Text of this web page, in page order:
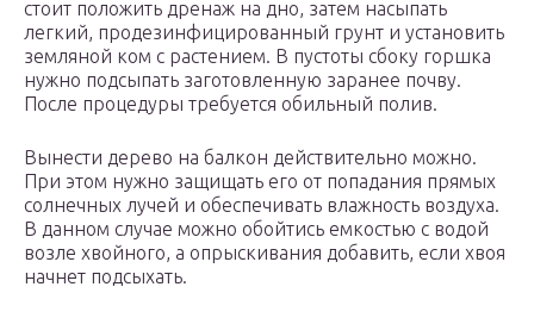
стоит положить дренаж на дно, затем насыпать
легкий, продезинфицированный грунт и установить
земляной ком с растением. В пустоты сбоку горшка
нужно подсыпать заготовленную заранее почву.
После процедуры требуется обильный полив.
Вынести дерево на балкон действительно можно.
При этом нужно защищать его от попадания прямых
солнечных лучей и обеспечивать влажность воздуха.
В данном случае можно обойтись емкостью с водой
возле хвойного, а опрыскивания добавить, если хвоя
начнет подсыхать.